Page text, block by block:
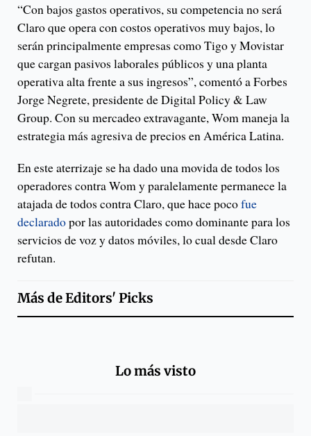
“Con bajos gastos operativos, su competencia no será
Claro que opera con costos operativos muy bajos, lo
serán principalmente empresas como Tigo y Movistar
que cargan pasivos laborales públicos y una planta
operativa alta frente a sus ingresos”, comentó a Forbes
Jorge Negrete, presidente de Digital Policy & Law
Group. Con su mercadeo extravagante, Wom maneja la
estrategia más agresiva de precios en América Latina.
En este aterrizaje se ha dado una movida de todos los
operadores contra Wom y paralelamente permanece la
atajada de todos contra Claro, que hace pocofue
declaradopor las autoridades como dominante para los
servicios de voz y datos móviles, lo cual desde Claro
refutan.
Más deEditors' Picks
Lo más visto